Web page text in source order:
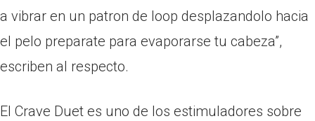
a vibrar en un patron de loop desplazandolo hacia
el pelo preparate para evaporarse tu cabeza”,
escriben al respecto.
El Crave Duet es uno de los estimuladores sobre